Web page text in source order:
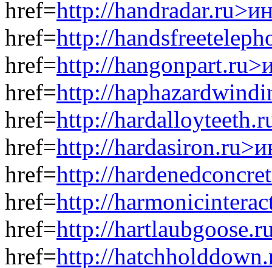
href=http://
href=http://
href=http://
href=http://
href=http://
href=http://
href=http://
href=http://
href=http://
href=http://